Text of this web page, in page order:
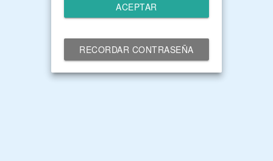
ACEPTAR
RECORDAR CONTRASEÑA